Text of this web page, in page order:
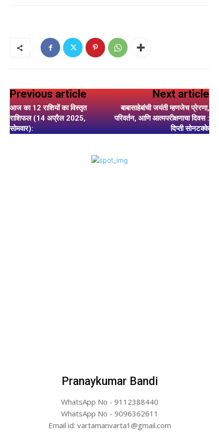
Previous article
आज का 12 राशियों का विस्तृत
राशिफल (14 अप्रैल 2025,
सोमवार):
Next article
बाबासाहेबांची जयंती म्हणजेच प्रेरणा,
परिवर्तन, आणि आत्मपरीक्षणाचा दिवस :
दिप्ती सोनटक्के
Pranaykumar Bandi
WhatsApp No - 9112388440
WhatsApp No - 9096362611
Email id: vartamanvarta1@gmail.com